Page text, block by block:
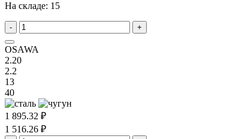
На складе: 15
- +
OSAWA
2.20
2.2
13
40
1 895.32 ₽
1 516.26 ₽